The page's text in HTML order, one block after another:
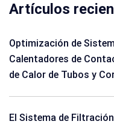
Artículos
Optimización de
Calentadores de
de Calor de Tubos y
El Sistema de